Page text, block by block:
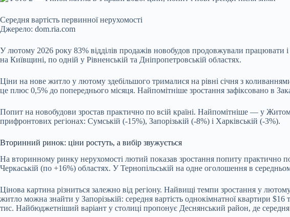
Середня вартість первинної нерухомості
Джерело: dom.ria.com
У лютому 2026 року 83% відділів продажів новобудов продовжували працювати
на Київщині, по одній у Рівненській та Дніпропетровській областях.
Ціни на нове житло у лютому здебільшого трималися на рівні січня з
це плюс 0,5% до попереднього місяця. Найпомітніше зростання зафіксовано в
Попит на новобудови зростав практично по всій країні. Найпомітніше — у
прифронтових регіонах: Сумській (-15%), Запорізькій (-8%) і Харківській (-3%).
Вторинний ринок: ціни ростуть, а вибір звужується
На вторинному ринку нерухомості лютий показав зростання попиту практично
Черкаській (по +16%) областях. У Тернопільській на одне оголошення в
Цінова картина різниться залежно від регіону. Найвищі темпи зростання у
житло можна знайти у Запорізькій: середня вартість однокімнатної квартири
тис. Найбюджетніший варіант у столиці пропонує Деснянський район, де